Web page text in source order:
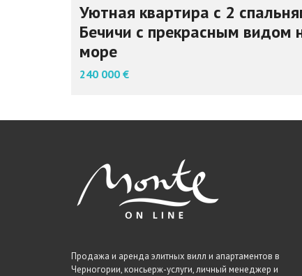
Уютная квартира с 2
Бечичи с прекрасным видом
море
240 000 €
Продажа и аренда элитных вилл и апартаментов в
Черногории, консьерж-услуги, личный менеджер и